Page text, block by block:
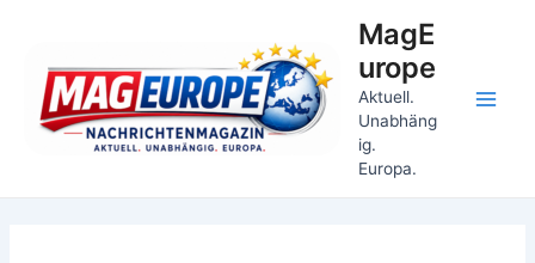
springen
MagE
urope
Aktuell.
Unabhäng
ig.
Europa.